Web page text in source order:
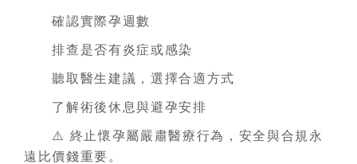
確認實際孕週數
排查是否有炎症或感染
聽取醫生建議，選擇合適方式
了解術後休息與避孕安排
⚠️ 終止懷孕屬嚴肅醫療行為，安全與合規永
遠比價錢重要。